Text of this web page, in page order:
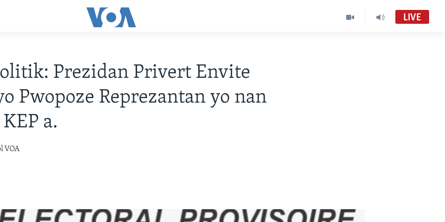
LIVE
Prezidan Privert Envite
Pwopoze Reprezantan yo nan
a.
VOA